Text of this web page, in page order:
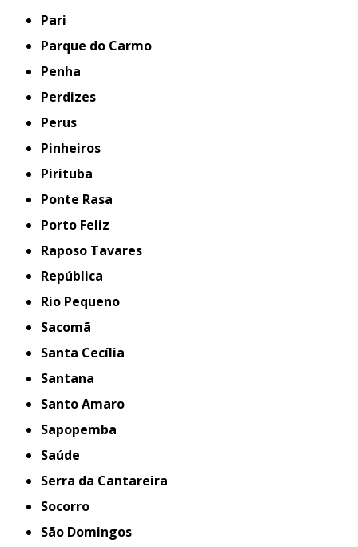
Pari
Parque do Carmo
Penha
Perdizes
Perus
Pinheiros
Pirituba
Ponte Rasa
Porto Feliz
Raposo Tavares
República
Rio Pequeno
Sacomã
Santa Cecília
Santana
Santo Amaro
Sapopemba
Saúde
Serra da Cantareira
Socorro
São Domingos